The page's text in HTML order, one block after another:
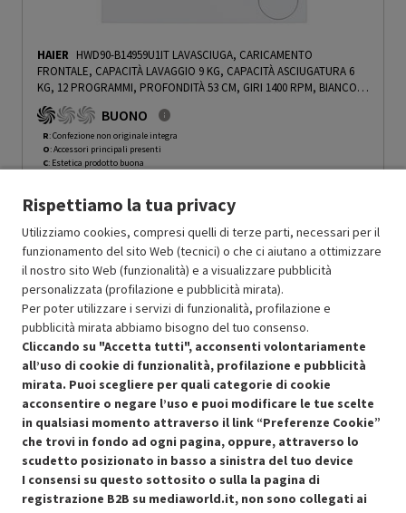
HAIER HWD90-B14959U1IT LAVASCIUGA, CARICAMENTO
FRONTALE, CAPACITÀ LAVAGGIO 9 KG, CAPACITÀ ASCIUGATURA 6
KG, 12 PROGRAMMI, PROFONDITÀ 53 CM, GIRI 1400 RPM, BIANCO,
NERO, CLASSE D - PRMG GRADING ROCN - 15%
ROCN - 15% BUONO
R: Confezione non originale integra
O: Accessori principali presenti
C: Estetica prodotto buona
Prodotto Nuovo 579.00 -15%
Ricondizionato Prezzo ridotto da
492.15a -50%
In Promozione 246.07
Aggiungi al carrello
SCONTO RICONDIZIONATI
Approfitta dello sconto del 50% sul prodotto ricondizionato.
Condizioni generali di vendita Recedere dal contratto qui
Rispettiamo la tua privacy
Utilizziamo cookies, compresi quelli di terze parti, necessari per il
funzionamento del sito Web (tecnici) o che ci aiutano a ottimizzare
il nostro sito Web (funzionalità) e a visualizzare pubblicità
personalizzata (profilazione e pubblicità mirata).
Per poter utilizzare i servizi di funzionalità, profilazione e
pubblicità mirata abbiamo bisogno del tuo consenso.
Cliccando su "Accetta tutti", acconsenti volontariamente
all’uso di cookie di funzionalità, profilazione e pubblicità
mirata. Puoi scegliere per quali categorie di cookie
acconsentire o negare l’uso e puoi modificare le tue scelte
in qualsiasi momento attraverso il link “Preferenze Cookie”
che trovi in fondo ad ogni pagina, oppure, attraverso lo
scudetto posizionato in basso a sinistra del tuo device
I consensi su questo sottosito o sulla la pagina di
registrazione B2B su mediaworld.it, non sono collegati ai